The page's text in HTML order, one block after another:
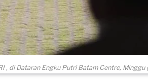
, di Dataran Engku Putri Batam Centre, Minggu